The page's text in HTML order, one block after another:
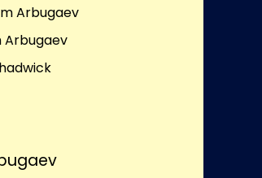
Arbugaev
Arbugaev